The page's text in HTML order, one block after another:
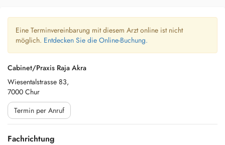
Eine Terminvereinbarung mit diesem Arzt online ist nicht
möglich. Entdecken Sie die Online-Buchung.
Cabinet/Praxis Raja Akra
Wiesentalstrasse 83,
7000 Chur
Termin per Anruf
Fachrichtung